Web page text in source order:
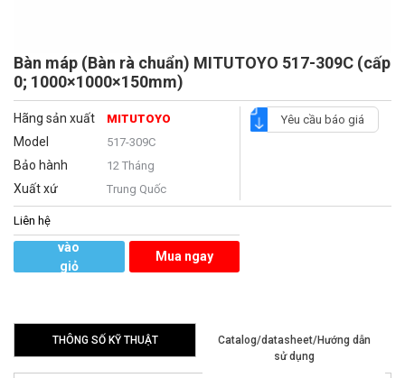
Bàn máp (Bàn rà chuẩn) MITUTOYO 517-309C (cấp
0; 1000×1000×150mm)
Hãng sản xuất MITUTOYO
Model 517-309C
Bảo hành 12 Tháng
Xuất xứ Trung Quốc
Yêu cầu báo giá
Liên hệ
vào
giỏ
Mua ngay
THÔNG SỐ KỸ THUẬT
Catalog/datasheet/Hướng dẫn
sử dụng